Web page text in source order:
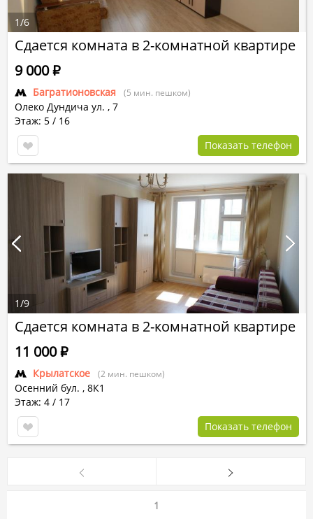
Сдается комната в 2-комнатной квартире
Багратионовская (5 мин. пешком)
Олеко Дундича ул. , 7
Этаж: 5 / 16
9 000Р
Показать телефон
1/6
Сдается комната в 2-комнатной квартире
Крылатское (2 мин. пешком)
Осенний бул. , 8К1
Этаж: 4 / 17
11 000Р
Показать телефон
1/9
1